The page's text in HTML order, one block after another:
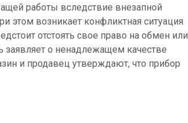
работы вследствие внезапной
этом возникает конфликтная ситуация
отстоять свое право на обмен или
заявляет о ненадлежащем качестве
и продавец утверждают, что прибор